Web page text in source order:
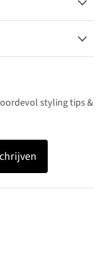
styling tips &